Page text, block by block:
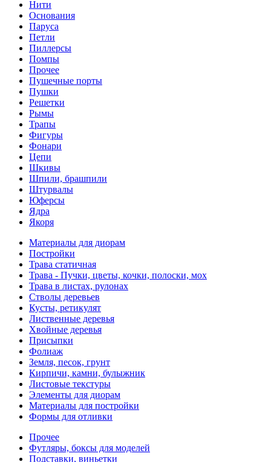
Нити
Основания
Паруса
Петли
Пиллерсы
Помпы
Прочее
Пушечные порты
Пушки
Решетки
Рымы
Трапы
Фигуры
Фонари
Цепи
Шкивы
Шпили, брашпили
Штурвалы
Юферсы
Ядра
Якоря
Материалы для диорам
Постройки
Трава статичная
Трава - Пучки, цветы, кочки, полоски, мох
Трава в листах, рулонах
Стволы деревьев
Кусты, ретикулят
Лиственные деревья
Хвойные деревья
Присыпки
Фолиаж
Земля, песок, грунт
Кирпичи, камни, булыжник
Листовые текстуры
Элементы для диорам
Материалы для постройки
Формы для отливки
Прочее
Футляры, боксы для моделей
Подставки, виньетки